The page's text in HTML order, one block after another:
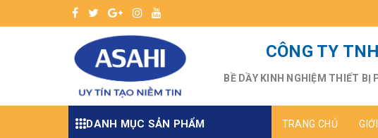
CÔNG TY
BỀ DẦY KINH NGHIỆM THIẾT BỊ
DANH MỤC SẢN PHẨM TRANG CHỦ